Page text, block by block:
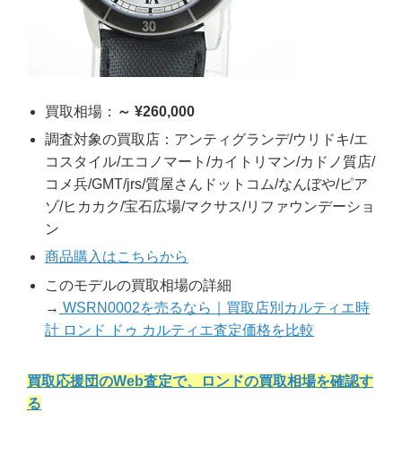
買取相場： ～ ¥260,000
調査対象の買取店：アンティグランデ/ウリドキ/エ
コスタイル/エコノマート/カイトリマン/カドノ質店/
コメ兵/GMT/jrs/質屋さんドットコム/なんぼや/ピア
ゾ/ヒカカク/宝石広場/マクサス/リファウンデーショ
ン
商品購入はこちらから
このモデルの買取相場の詳細
→ WSRN0002を売るなら｜買取店別カルティエ時
計 ロンド ドゥ カルティエ査定価格を比較
買取応援団のWeb査定で、ロンドの買取相場を確認す
る